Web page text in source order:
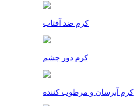
کرم ضد آفتاب
کرم دور چشم
کرم آبرسان و مرطوب کننده